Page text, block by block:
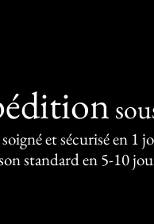
et sécurisé en 1
standard en 5-10